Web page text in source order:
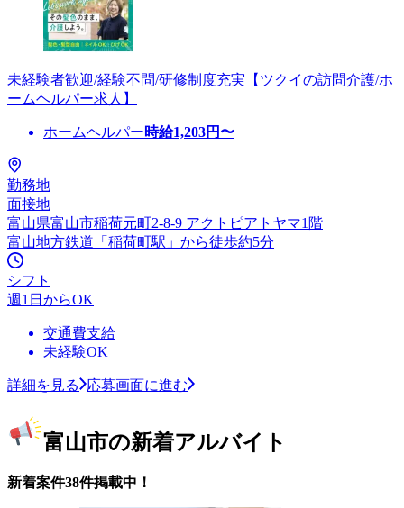
未経験者歓迎/経験不問/研修制度充実【ツクイの訪問介護/ホ
ームヘルパー求人】
ホームヘルパー時給1,203円〜
勤務地
面接地
富山県富山市稲荷元町2-8-9 アクトピアトヤマ1階
富山地方鉄道「稲荷町駅」から徒歩約5分
シフト
週1日からOK
交通費支給
未経験OK
詳細を見る 応募画面に進む
富山市の新着アルバイト
新着案件38件掲載中！